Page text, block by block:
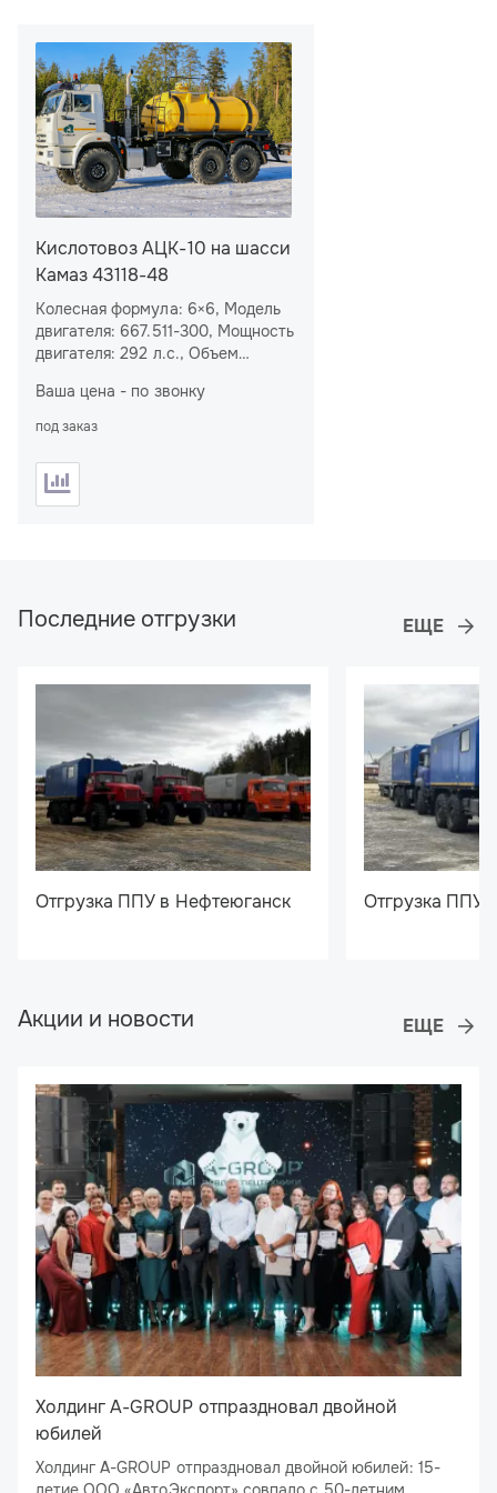
Кислотовоз АЦК-10 на шасси
Камаз 43118-48
Колесная формула: 6×6, Модель
двигателя: 667.511-300, Мощность
двигателя: 292 л.с., Объем
секций: 1
Ваша цена - по звонку
под заказ
Последние отгрузки
Отгрузка ППУ в Нефтеюганск Отгрузка ППУ
Акции и новости
Холдинг A-GROUP отпраздновал двойной
юбилей
Холдинг A-GROUP отпраздновал двойной юбилей: 15-